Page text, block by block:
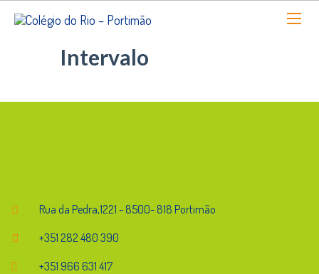
Intervalo
Rua da Pedra,1221 - 8500- 818 Portimão
+351 282 480 390
+351 966 631 417